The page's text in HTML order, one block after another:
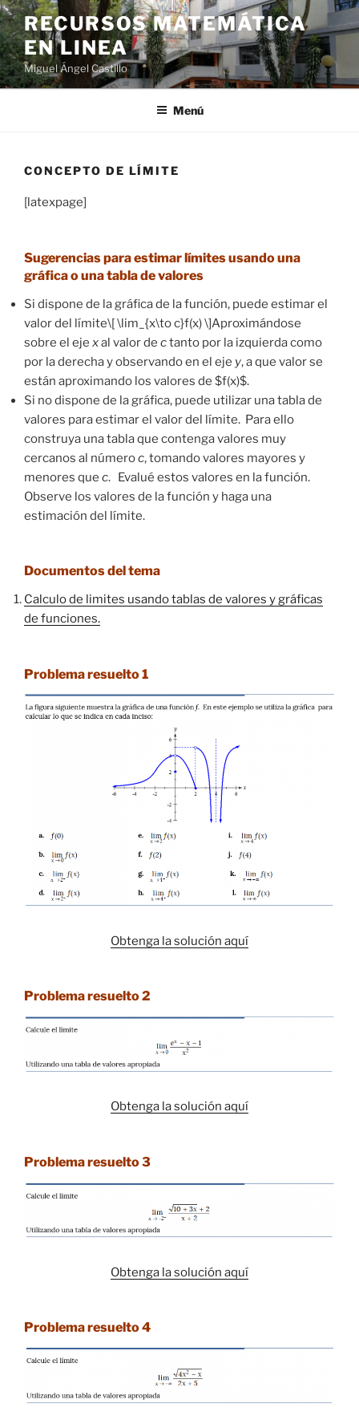
Saltar
al
contenido
RECURSOS MATEMÁTICA
EN LINEA
Miguel Ángel Castillo
Menú
CONCEPTO DE LÍMITE
[latexpage]
Sugerencias para estimar límites usando una
gráfica o una tabla de valores
Si dispone de la gráfica de la función, puede estimar el
valor del límite\[ \lim_{x\to c}f(x) \]Aproximándose
sobre el eje xal valor de ctanto por la izquierda como
por la derecha y observando en el eje y, a que valor se
están aproximando los valores de $f(x)$.
Si no dispone de la gráfica, puede utilizar una tabla de
valores para estimar el valor del límite. Para ello
construya una tabla que contenga valores muy
cercanos al númeroc, tomando valores mayores y
menores que c. Evalué estos valores en la función.
Observe los valores de la función y haga una
estimación del límite.
Documentos del tema
Calculo de limites usando tablas de valores y gráficas
de funciones.
Problema resuelto 1
Obtenga la solución aquí
Problema resuelto 2
Obtenga la solución aquí
Problema resuelto 3
Obtenga la solución aquí
Problema resuelto 4